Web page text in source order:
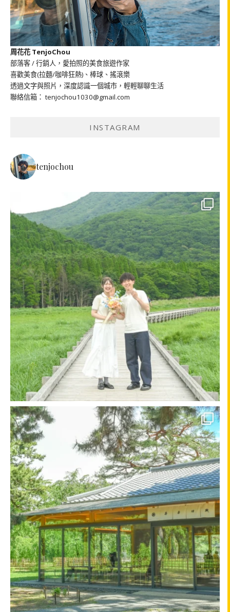
周花花 TenjoChou
部落客 / 行銷人，愛拍照的美食旅遊作家
喜歡美食(拉麵/咖啡狂熱)、棒球、搖滾樂
透過文字與照片，深度認識一個城市，輕輕聊聊生活
聯絡信箱： tenjochou1030@gmail.com
INSTAGRAM
tenjochou